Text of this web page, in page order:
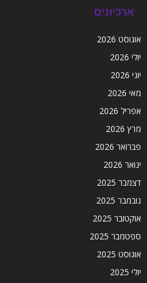
ארכיונים
אוגוסט 2026
יולי 2026
יוני 2026
מאי 2026
אפריל 2026
מרץ 2026
פברואר 2026
ינואר 2026
דצמבר 2025
נובמבר 2025
אוקטובר 2025
ספטמבר 2025
אוגוסט 2025
יולי 2025